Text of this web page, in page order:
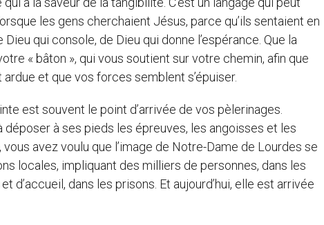
les gens cherchaient Jésus, parce qu’ils sentaient en
qui console, de Dieu qui donne l’espérance. Que la
« bâton », qui vous soutient sur votre chemin, afin que
et que vos forces semblent s’épuiser.
est souvent le point d’arrivée de vos pèlerinages.
déposer à ses pieds les épreuves, les angoisses et les
avez voulu que l’image de Notre-Dame de Lourdes se
locales, impliquant des milliers de personnes, dans les
d’accueil, dans les prisons. Et aujourd’hui, elle est arrivée